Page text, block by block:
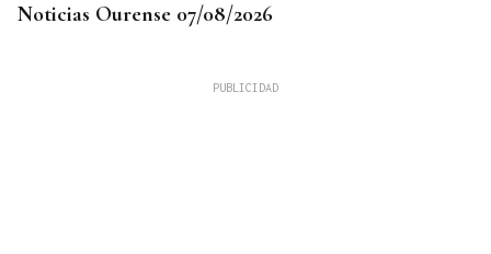
Noticias Ourense 07/08/2026